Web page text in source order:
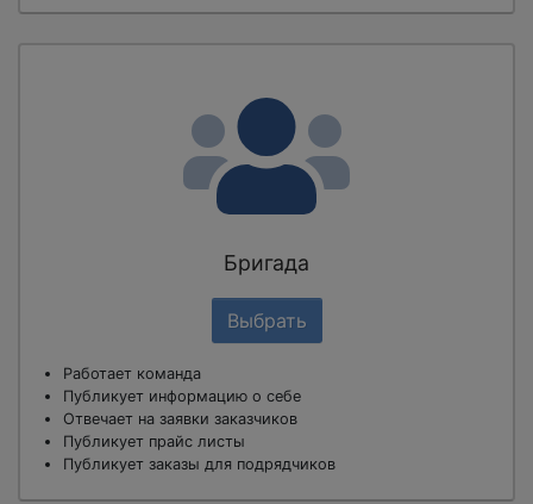
Бригада
Выбрать
Работает команда
Публикует информацию о себе
Отвечает на заявки заказчиков
Публикует прайс листы
Публикует заказы для подрядчиков